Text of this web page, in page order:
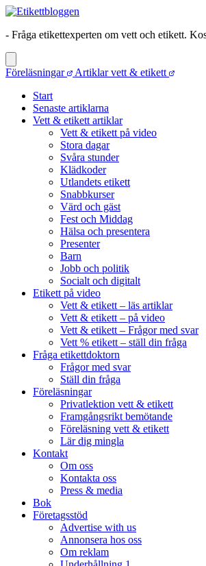
- Fråga etikettexperten om vett och etikett.
Föreläsningar
Artiklar vett & etikett
Start
Senaste artiklarna
Vett & etikett artiklar
Vett & etikett på video
Stora dagar
Svåra stunder
Klädkoder
Utlandets etikett
Snabbkurser
Värd och gäst
Fest och Middag
Hälsa och presentera
Presenter
Barn
Jobb och politik
Socialt och digitalt
Etikett på video
Vett & etikett – läs artiklar
Vett & etikett – på video
Vett & etikett – Frågor med svar
Vett % etikett – ställ din fråga
Fråga etikettdoktorn
Frågor med svar
Ställ din fråga
Föreläsningar
Privatlektion vett & etikett
Framgångsrikt bemötande
Föreläsning vett & etikett
Lär dig mingla
Kontakt
Om oss
Kontakta oss
Press & media
Bok
Företagsstöd
Advertise with us
Annonsera hos oss
Om reklam